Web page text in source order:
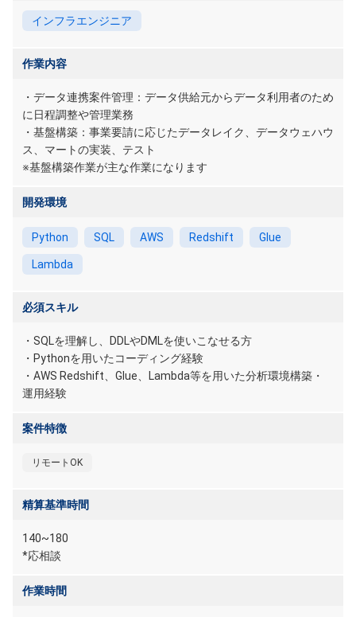
インフラエンジニア
作業内容
・データ連携案件管理：データ供給元からデータ利用者のため
に日程調整や管理業務
・基盤構築：事業要請に応じたデータレイク、データウェハウ
ス、マートの実装、テスト
※基盤構築作業が主な作業になります
開発環境
Python SQL AWS Redshift Glue
Lambda
必須スキル
・SQLを理解し、DDLやDMLを使いこなせる方
・Pythonを用いたコーディング経験
・AWS Redshift、Glue、Lambda等を用いた分析環境構築・
運用経験
案件特徴
リモートOK
精算基準時間
140~180
*応相談
作業時間